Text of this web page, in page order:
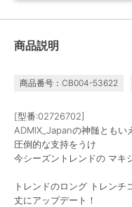
商品説明
商品番号：CB004-53622
[型番:02726702]
ADMIX_Japanの神髄ともい
圧倒的な支持をうけ
今シーズントレンドの マ
トレンドのロング トレンチ
丈にアップデート！